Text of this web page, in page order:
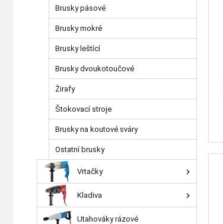
Brusky pásové
Brusky mokré
Brusky leštící
Brusky dvoukotoučové
Žirafy
Štokovací stroje
Brusky na koutové sváry
Ostatní brusky
Vrtačky
Kladiva
Utahováky rázové